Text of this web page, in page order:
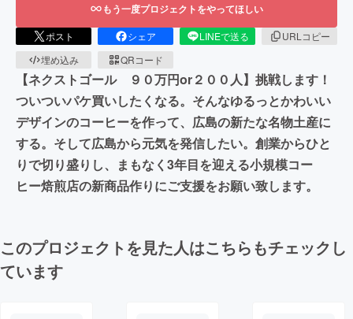
もう一度プロジェクトをやってほしい
ポスト シェア LINEで送る
URLコピー
埋め込み
QRコード
【ネクストゴール ９０万円or２００人】挑戦します！
ついついパケ買いしたくなる。そんなゆるっとかわいい
デザインのコーヒーを作って、広島の新たな名物土産に
する。そして広島から元気を発信したい。創業からひと
りで切り盛りし、まもなく3年目を迎える小規模コー
ヒー焙煎店の新商品作りにご支援をお願い致します。
このプロジェクトを見た人はこちらもチェックし
ています